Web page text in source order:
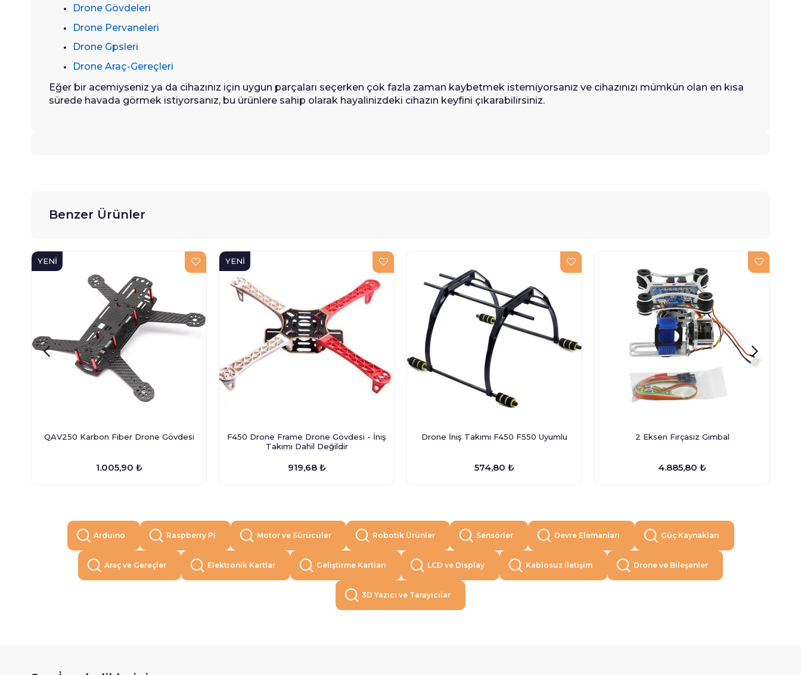
Drone Gövdeleri
Drone Pervaneleri
Drone Gpsleri
Drone Araç-Gereçleri
Eğer bir acemiyseniz ya da cihazınız için uygun parçaları seçerken çok fazla zaman kaybetmek istemiyorsanız ve cihazınızı mümkün olan en kısa
sürede havada görmek istiyorsanız, bu ürünlere sahip olarak hayalinizdeki cihazın keyfini çıkarabilirsiniz.
Benzer Ürünler
QAV250 Karbon Fiber Drone Gövdesi
1.005,90 ₺
YENI
F450 Drone Frame Drone Gövdesi - İniş
Takımı Dahil Değildir
919,68 ₺
YENI
ÜRÜN
Drone İniş Takımı F450 F550 Uyumlu
574,80 ₺
2 Eksen Fırçasız Gimbal
4.885,80 ₺
Arduino Raspberry Pi Motor ve Sürücüler Robotik Ürünler Sensörler Devre Elemanları Güç Kaynakları
Araç ve Gereçler Elektronik Kartlar Geliştirme Kartları LCD ve Display Kablosuz İletişim Drone ve Bileşenler
3D Yazıcı ve Tarayıcılar